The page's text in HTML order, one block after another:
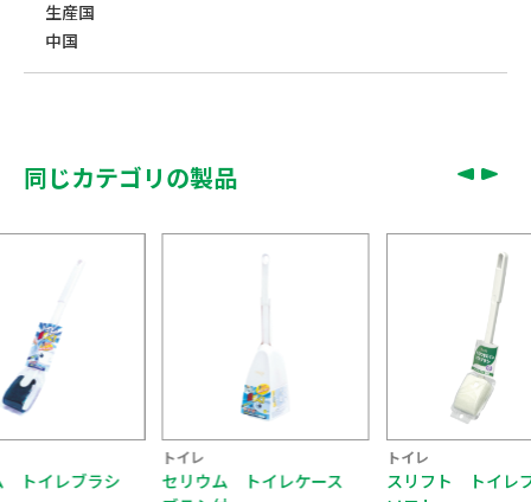
生産国
中国
同じカテゴリの製品
セリウム トイレケース
スリフト トイレブラシ
スリ